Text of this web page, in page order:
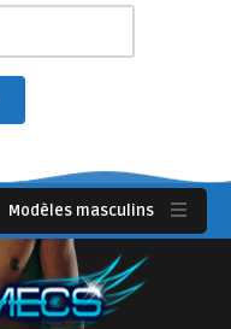
Modèles masculins